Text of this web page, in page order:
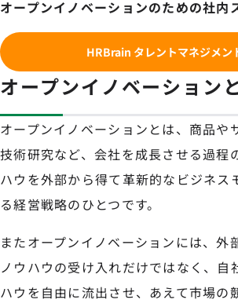
オープンイノベーションのための社内
HRBrain タレントマネジメン
オープンイノベーション
オープンイノベーションとは、商品や
技術研究など、会社を成長させる過程
ハウを外部から得て革新的なビジネス
る経営戦略のひとつです。
またオープンイノベーションには、外
ノウハウの受け入れだけではなく、自
ハウを自由に流出させ、あえて市場の